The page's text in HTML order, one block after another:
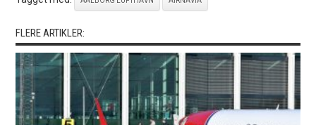
FLERE ARTIKLER: